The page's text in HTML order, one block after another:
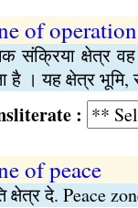
of operation
संक्रिया क्षेत्र
है । यह क्षेत्र
:
of peace
क्षेत्र दे. Peace